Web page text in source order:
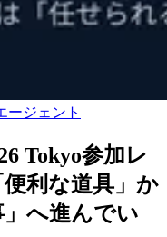
ージェント
Tokyo参加レ
利な道具」か
へ進んでい